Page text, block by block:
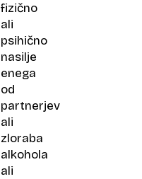
fizično
ali
psihično
nasilje
enega
od
partnerjev
ali
zloraba
alkohola
ali